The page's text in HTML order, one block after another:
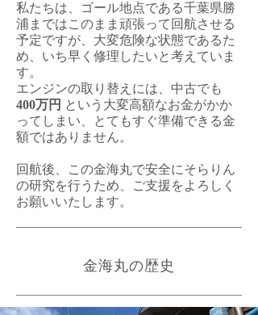
私たちは、ゴール地点である千葉県勝
浦まではこのまま頑張って回航させる
予定ですが、大変危険な状態であるた
め、いち早く修理したいと考えていま
す。
エンジンの取り替えには、中古でも
400万円 という大変高額なお金がかか
ってしまい、とてもすぐ準備できる金
額ではありません。
回航後、この金海丸で安全にそらりん
の研究を行うため、ご支援をよろしく
お願いいたします。
金海丸の歴史